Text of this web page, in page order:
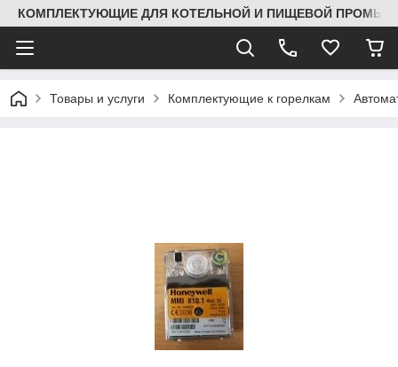
КОМПЛЕКТУЮЩИЕ ДЛЯ КОТЕЛЬНОЙ И ПИЩЕВОЙ
Товары и услуги Комплектующие к горелкам